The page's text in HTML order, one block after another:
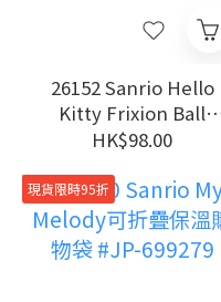
26152 Sanrio Hello
Kitty Frixion Ball
0.38MM 擦得甩三色原
HK$98.00
現貨限時95折